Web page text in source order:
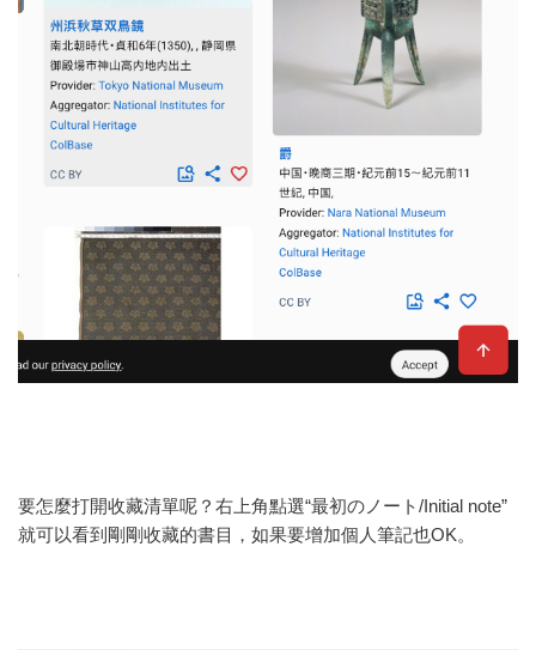
要怎麼打開收藏清單呢？右上角點選“最初のノート/Initial note”
就可以看到剛剛收藏的書目，如果要增加個人筆記也OK。